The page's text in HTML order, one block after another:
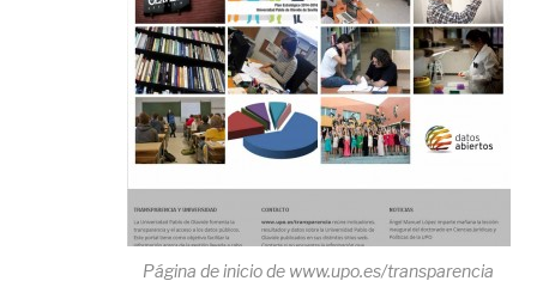
Página de inicio de www.upo.es/transparencia